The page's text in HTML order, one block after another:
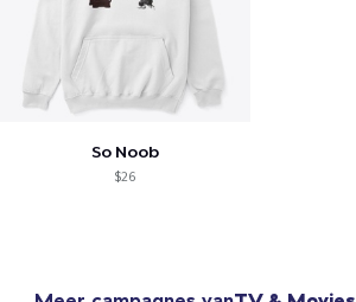
So Noob
$26